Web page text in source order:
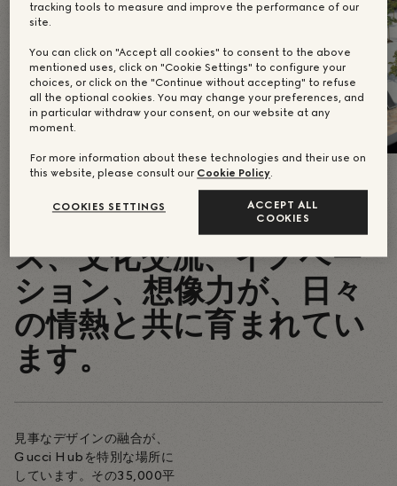
ここでは、エクセレン
ス、文化交流、イノベー
ション、想像力が、日々
の情熱と共に育まれてい
ます。
見事なデザインの融合が、
Gucci Hubを特別な場所に
しています。その35,000平
tracking tools to measure and improve the performance of our
site.
You can click on "Accept all cookies" to consent to the above
mentioned uses, click on "Cookie Settings" to configure your
choices, or click on the "Continue without accepting" to refuse
all the optional cookies. You may change your preferences, and
in particular withdraw your consent, on our website at any
moment.
For more information about these technologies and their use on
this website, please consult our Cookie Policy.
COOKIES SETTINGS
ACCEPT ALL
COOKIES